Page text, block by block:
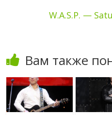
W.A.S.P. —
Вам также